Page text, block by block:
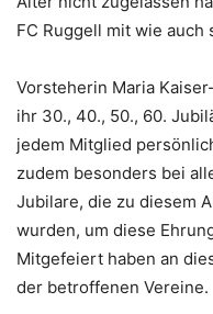
FC Ruggell mit wie
Vorsteherin Maria
ihr 30., 40., 50., 60.
jedem Mitglied
zudem besonders bei
Jubilare, die zu diesem
wurden, um diese
Mitgefeiert haben an
der betroffenen Vereine.